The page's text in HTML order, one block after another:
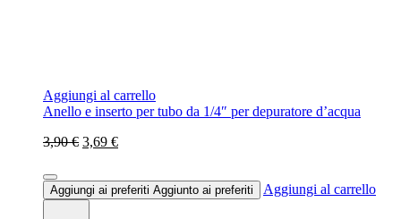
Aggiungi al carrello
Anello e inserto per tubo da 1/4″ per depuratore d’acqua
3,90 € 3,69 €
Aggiungi ai preferiti Aggiunto ai preferiti Aggiungi al carrello